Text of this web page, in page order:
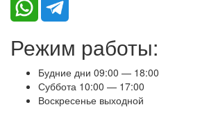
Режим работы:
Будние дни 09:00 — 18:00
Суббота 10:00 — 17:00
Воскресенье выходной